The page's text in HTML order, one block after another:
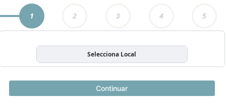
1 2 3 4 5
Selecciona Local
Continuar